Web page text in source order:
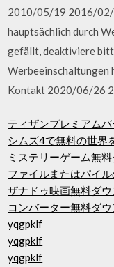
2010/05/19 2016/
hauptsächlich durch
gefällt, deaktiviere
Werbeeinschaltungen
Kontakt 2020/06/26
ティザンプレミアム
シムズ4で無料の世界
ミステリーゲーム無
ファイルまたはパイ
ザナドゥ映画無料ダウ
コンバーター無料ダ
yqgpklf
yqgpklf
yqgpklf